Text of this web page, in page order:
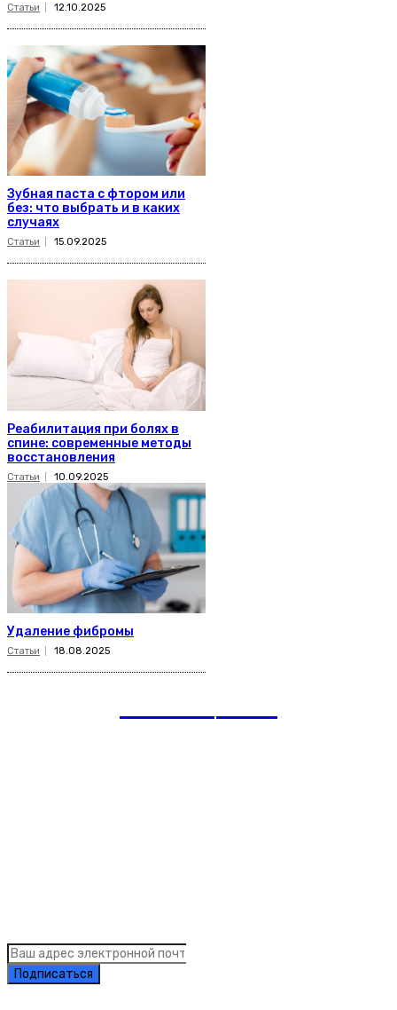
Статьи 12.10.2025
Зубная паста с фтором или
без: что выбрать и в каких
случаях
Статьи 15.09.2025
Реабилитация при болях в
спине: современные методы
восстановления
Статьи 10.09.2025
Удаление фибромы
Статьи 18.08.2025
Подписаться